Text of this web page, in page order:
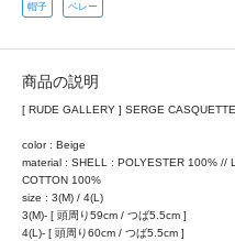
帽子 ベレー
商品の説明
[ RUDE GALLERY ] SERGE CASQUETTE
color : Beige
material : SHELL : POLYESTER 100% //
COTTON 100%
size : 3(M) / 4(L)
3(M)- [ 頭周り59cm / つば5.5cm ]
4(L)- [ 頭周り60cm / つば5.5cm ]